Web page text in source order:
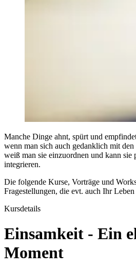
Manche Dinge ahnt, spürt und
wenn man sich auch gedanklich mit
weiß man sie einzuordnen und kann sie
integrieren.
Die folgende Kurse, Vorträge und
Fragestellungen, die evt. auch Ihr
Kursdetails
Einsamkeit - Ein
Moment